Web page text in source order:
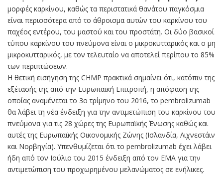
μορφές καρκίνου, καθώς τα περιστατικά θανάτου παγκόσμια
είναι περισσότερα από το άθροισμα αυτών του καρκίνου του
παχέος εντέρου, του μαστού και του προστάτη. Οι δύο βασικοί
τύπου καρκίνου του πνεύμονα είναι ο μικροκυτταρικός και ο μη
μικροκυτταρικός, με τον τελευταίο να αποτελεί περίπου το 85%
των περιπτώσεων.
Η θετική εισήγηση της CHMP πρακτικά σημαίνει ότι, κατόπιν της
εξέτασής της από την Ευρωπαϊκή Επιτροπή, η απόφαση της
οποίας αναμένεται το 3ο τρίμηνο του 2016, το pembrolizumab
θα λάβει τη νέα ένδειξη για την αντιμετώπιση του καρκίνου του
πνεύμονα για τις 28 χώρες της Ευρωπαϊκής Ένωσης καθώς και
αυτές της Ευρωπαϊκής Οικονομικής Ζώνης (Ισλανδία, Λιχνεστάιν
και Νορβηγία). Υπενθυμίζεται ότι το pembrolizumab έχει λάβει
ήδη από τον Ιούλιο του 2015 ένδειξη από τον EMA για την
αντιμετώπιση του προχωρημένου μελανώματος σε ενήλικες.